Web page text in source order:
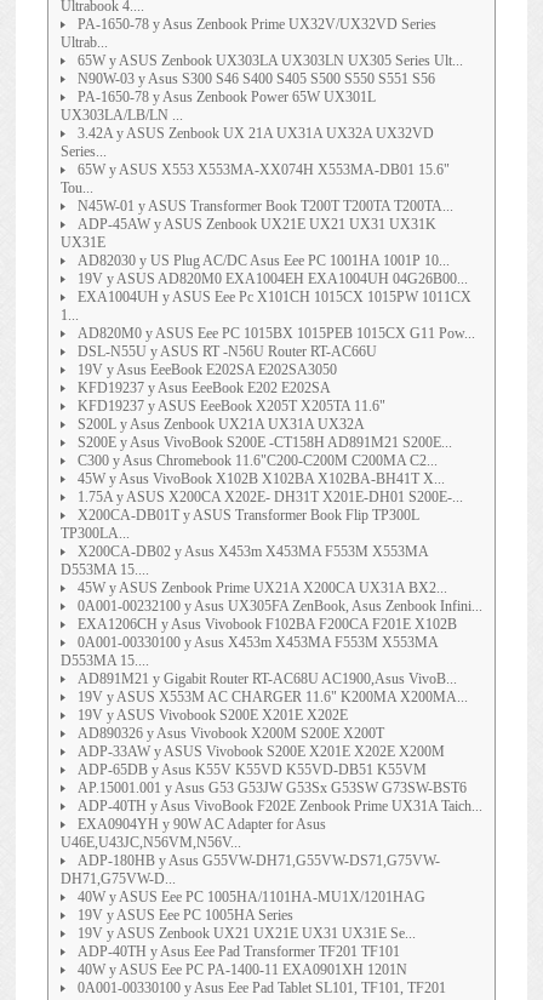
Ultrabook 4....
PA-1650-78 y Asus Zenbook Prime UX32V/UX32VD Series
Ultrab...
65W y ASUS Zenbook UX303LA UX303LN UX305 Series Ult...
N90W-03 y Asus S300 S46 S400 S405 S500 S550 S551 S56
PA-1650-78 y Asus Zenbook Power 65W UX301L
UX303LA/LB/LN ...
3.42A y ASUS Zenbook UX 21A UX31A UX32A UX32VD
Series...
65W y ASUS X553 X553MA-XX074H X553MA-DB01 15.6"
Tou...
N45W-01 y ASUS Transformer Book T200T T200TA T200TA...
ADP-45AW y ASUS Zenbook UX21E UX21 UX31 UX31K
UX31E
AD82030 y US Plug AC/DC Asus Eee PC 1001HA 1001P 10...
19V y ASUS AD820M0 EXA1004EH EXA1004UH 04G26B00...
EXA1004UH y ASUS Eee Pc X101CH 1015CX 1015PW 1011CX
1...
AD820M0 y ASUS Eee PC 1015BX 1015PEB 1015CX G11 Pow...
DSL-N55U y ASUS RT -N56U Router RT-AC66U
19V y Asus EeeBook E202SA E202SA3050
KFD19237 y Asus EeeBook E202 E202SA
KFD19237 y ASUS EeeBook X205T X205TA 11.6"
S200L y Asus Zenbook UX21A UX31A UX32A
S200E y Asus VivoBook S200E -CT158H AD891M21 S200E...
C300 y Asus Chromebook 11.6"C200-C200M C200MA C2...
45W y Asus VivoBook X102B X102BA X102BA-BH41T X...
1.75A y ASUS X200CA X202E- DH31T X201E-DH01 S200E-...
X200CA-DB01T y ASUS Transformer Book Flip TP300L
TP300LA...
X200CA-DB02 y Asus X453m X453MA F553M X553MA
D553MA 15....
45W y ASUS Zenbook Prime UX21A X200CA UX31A BX2...
0A001-00232100 y Asus UX305FA ZenBook, Asus Zenbook Infini...
EXA1206CH y Asus Vivobook F102BA F200CA F201E X102B
0A001-00330100 y Asus X453m X453MA F553M X553MA
D553MA 15....
AD891M21 y Gigabit Router RT-AC68U AC1900,Asus VivoB...
19V y ASUS X553M AC CHARGER 11.6" K200MA X200MA...
19V y ASUS Vivobook S200E X201E X202E
AD890326 y Asus Vivobook X200M S200E X200T
ADP-33AW y ASUS Vivobook S200E X201E X202E X200M
ADP-65DB y Asus K55V K55VD K55VD-DB51 K55VM
AP.15001.001 y Asus G53 G53JW G53Sx G53SW G73SW-BST6
ADP-40TH y Asus VivoBook F202E Zenbook Prime UX31A Taich...
EXA0904YH y 90W AC Adapter for Asus
U46E,U43JC,N56VM,N56V...
ADP-180HB y Asus G55VW-DH71,G55VW-DS71,G75VW-
DH71,G75VW-D...
40W y ASUS Eee PC 1005HA/1101HA-MU1X/1201HAG
19V y ASUS Eee PC 1005HA Series
19V y ASUS Zenbook UX21 UX21E UX31 UX31E Se...
ADP-40TH y Asus Eee Pad Transformer TF201 TF101
40W y ASUS Eee PC PA-1400-11 EXA0901XH 1201N
0A001-00330100 y Asus Eee Pad Tablet SL101, TF101, TF201